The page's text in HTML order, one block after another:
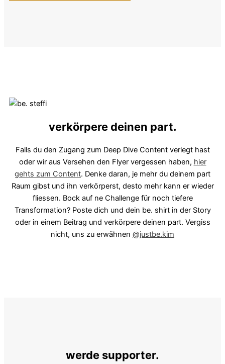
verkörpere deinen part.
Falls du den Zugang zum Deep Dive Content verlegt hast
oder wir aus Versehen den Flyer vergessen haben, hier
gehts zum Content. Denke daran, je mehr du deinem part
Raum gibst und ihn verkörperst, desto mehr kann er wieder
fliessen. Bock auf ne Challenge für noch tiefere
Transformation? Poste dich und dein be. shirt in der Story
oder in einem Beitrag und verkörpere deinen part. Vergiss
nicht, uns zu erwähnen @justbe.kim
werde supporter.